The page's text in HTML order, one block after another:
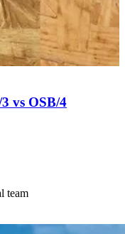
vs OSB/4
team